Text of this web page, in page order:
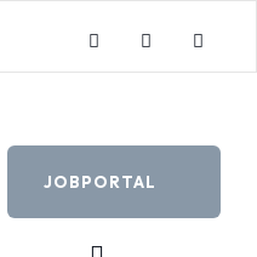
JOBPORTAL